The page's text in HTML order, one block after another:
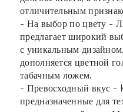
отличительным
- На выбор по цвету -
предлагает широкий
с уникальным
дополняется цветной
табачным ложем.
- Превосходный вкус -
предназначенные для